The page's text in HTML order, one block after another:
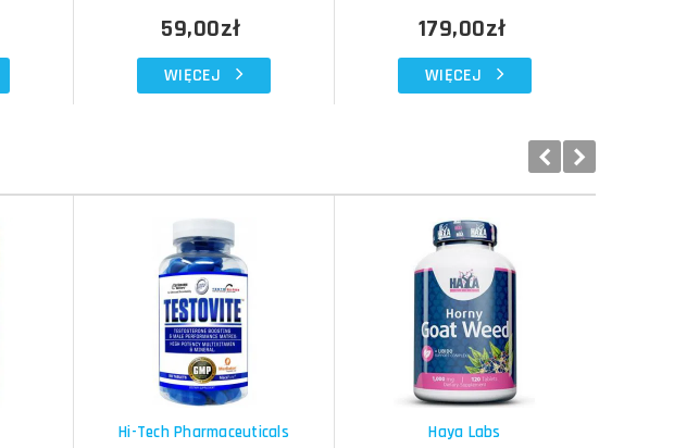
59,00zł
WIĘCEJ
179,00zł
WIĘCEJ
Hi-Tech Pharmaceuticals Haya Labs